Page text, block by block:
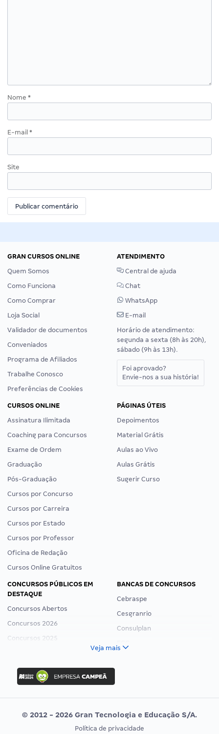
Nome *
E-mail *
Site
GRAN CURSOS ONLINE
Quem Somos
Como Funciona
Como Comprar
Loja Social
Validador de documentos
Conveniados
Programa de Afiliados
Trabalhe Conosco
Preferências de Cookies
ATENDIMENTO
Central de ajuda
Chat
WhatsApp
E-mail
Horário de atendimento:
segunda a sexta (8h às 20h),
sábado (9h às 13h).
Foi aprovado?
Envie-nos a sua história!
CURSOS ONLINE
Assinatura Ilimitada
Coaching para Concursos
Exame de Ordem
Graduação
Pós-Graduação
Cursos por Concurso
Cursos por Carreira
Cursos por Estado
Cursos por Professor
Oficina de Redação
Cursos Online Gratuitos
PÁGINAS ÚTEIS
Depoimentos
Material Grátis
Aulas ao Vivo
Aulas Grátis
Sugerir Curso
CONCURSOS PÚBLICOS EM
DESTAQUE
Concursos Abertos
Concursos 2026
Concursos 2025
Concurso Nacional Unificado
Concurso Ibama
Concurso MPU
Editais publicados
BANCAS DE CONCURSOS
Cebraspe
Cesgranrio
Consulplan
Vunesp
Veja mais
© 2012 - 2026 Gran Tecnologia e Educação S/A.
Política de privacidade